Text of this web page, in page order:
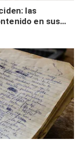
las
en sus
validación